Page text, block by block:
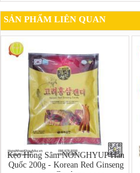
SẢN PHẨM LIÊN QUAN
Kẹo Hồng Sâm NONGHYUP Hàn
Quốc 200g - Korean Red Ginseng